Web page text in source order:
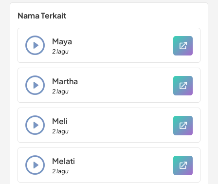
Nama Terkait
Maya
2 lagu
Martha
2 lagu
Meli
2 lagu
Melati
2 lagu